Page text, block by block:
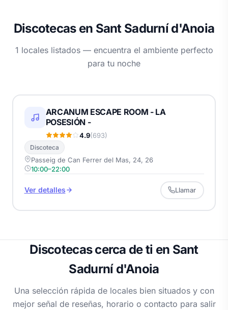
Discotecas en Sant Sadurní d'Anoia
1 locales listados — encuentra el ambiente perfecto
para tu noche
ARCANUM ESCAPE ROOM - LA
POSESIÓN -
4.9(693)
Discoteca
Passeig de Can Ferrer del Mas, 24, 26
10:00–22:00
Ver detalles Llamar
Discotecas cerca de ti en Sant
Sadurní d'Anoia
Una selección rápida de locales bien situados y con
mejor señal de reseñas, horario o contacto para salir